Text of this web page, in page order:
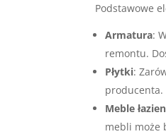
Podstawowe
Armatura:
remontu.
Płytki:
producenta.
Meble
mebli może